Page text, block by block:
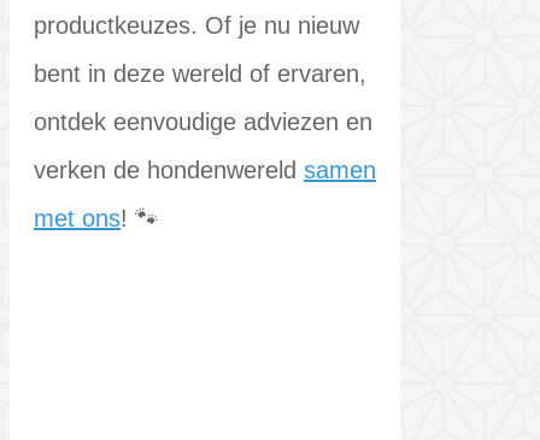
productkeuzes. Of je nu nieuw
bent in deze wereld of ervaren,
ontdek eenvoudige adviezen en
verken de hondenwereld samen
met ons! 🐾